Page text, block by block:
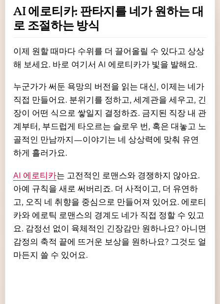
AI 에로티카: 판타지를 네가 원하는 대
로 조절하는 방식
이제 원할 때마다 수위를 더 끌어올릴 수 있다고 상상
해 보세요. 바로 여기서 AI 에로티카가 빛을 발해요.
누군가가 써둔 욕망의 버전을 읽는 대신, 이제는 네가
직접 만들어요. 분위기를 정하고, 세계관을 세우고, 긴
장이 어떤 식으로 쌓일지 결정하죠. 금지된 직장 내 관
계부터, 부드럽게 타오르는 슬로우 번, 혹은 대놓고 노
골적인 만남까지—이야기는 네 상상력에 맞춰 유연
하게 흘러가요.
AI 에로티카는 고전적인 로맨스와 경쟁하지 않아요.
아예 규칙을 새로 써버리죠. 더 사적이고, 더 유연하
고, 오직 네 취향을 중심으로 만들어져 있어요. 에로티
카와 에로틱 로맨스의 경계도 네가 직접 정할 수 있고
요. 감정선 없이 육체적인 긴장감만 원하나요? 아니면
감정의 축적 끝에 뜨거운 보상을 원하나요? 그것도 얼
마든지 쓸 수 있어요.